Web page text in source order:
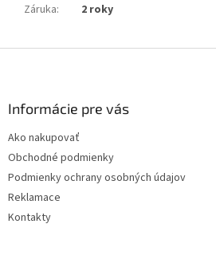
Záruka: 2 roky
Informácie pre vás
Ako nakupovať
Obchodné podmienky
Podmienky ochrany osobných údajov
Reklamace
Kontakty